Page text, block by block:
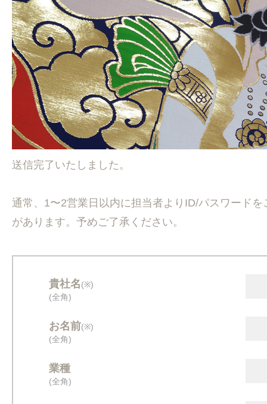
送信完了いたしました。
通常、1〜2営業日以内に担当者よりID/パスワード
があります。予めご了承ください。
貴社名 (※)
(全角)
お名前(※)
(全角)
業種
(全角)